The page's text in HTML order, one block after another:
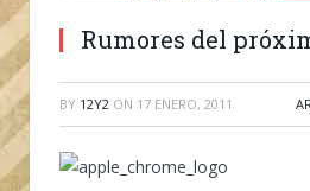
Rumores del
BY 12Y2 ON 17 ENERO, 2011